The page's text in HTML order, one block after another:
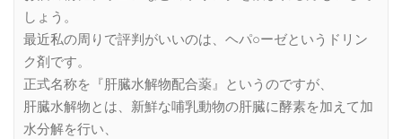
しょう。
最近私の周りで評判がいいのは、ヘパ○ーゼというドリン
ク剤です。
正式名称を『肝臓水解物配合薬』というのですが、
肝臓水解物とは、新鮮な哺乳動物の肝臓に酵素を加えて加
水分解を行い、